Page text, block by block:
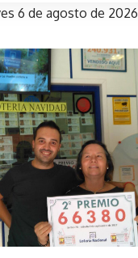
6 de agosto de 2026